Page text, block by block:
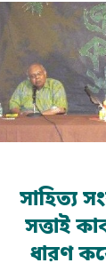
সাহিত্য
সত্তাই
ধারণ